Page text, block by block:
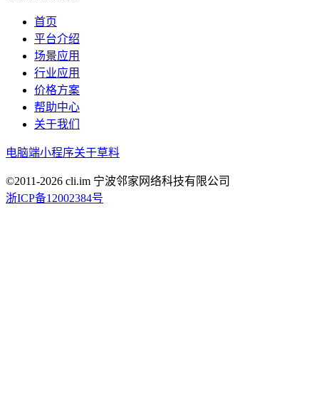
首页
平台介绍
场景应用
行业应用
价格方案
帮助中心
关于我们
电脑端小程序关于草料
©2011-2026 cli.im 宁波邻家网络科技有限公司
浙ICP备12002384号